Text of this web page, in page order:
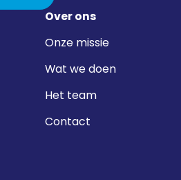
Over ons
Onze missie
Wat we doen
Het team
Contact